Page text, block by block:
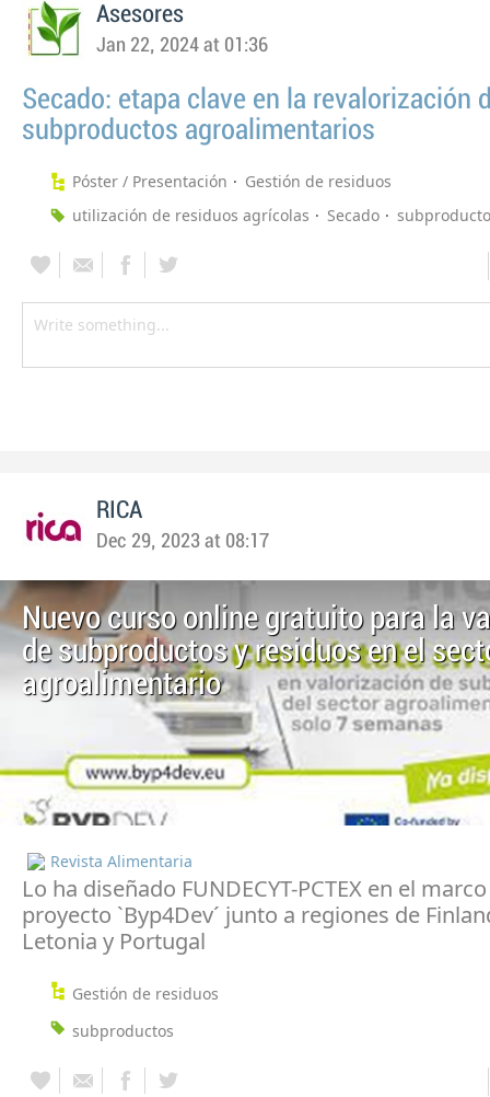
Asesores
Jan 22, 2024 at 01:36
Secado: etapa clave en la revalorización
subproductos agroalimentarios
Póster / Presentación
Gestión de residuos
utilización de residuos agrícolas
Secado
RICA
Dec 29, 2023 at 08:17
Nuevo curso online gratuito para la
de subproductos y residuos en el
agroalimentario
Revista Alimentaria
Lo ha diseñado FUNDECYT-PCTEX en el
proyecto `Byp4Dev´ junto a regiones de
Letonia y Portugal
Gestión de residuos
subproductos